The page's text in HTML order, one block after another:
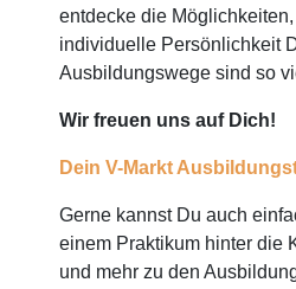
entdecke die
individuelle Persönlichkeit
Ausbildungswege sind so
Wir freuen uns auf Dich!
Dein V-Markt
Gerne kannst Du auch
einem Praktikum hinter die
und mehr zu den